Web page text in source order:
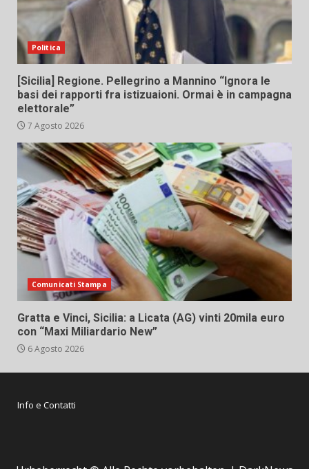
Politica
[Sicilia] Regione. Pellegrino a Mannino “Ignora le
basi dei rapporti fra istizuaioni. Ormai è in campagna
elettorale”
7 Agosto 2026
Comunicati Stampa
Gratta e Vinci, Sicilia: a Licata (AG) vinti 20mila euro
con “Maxi Miliardario New”
6 Agosto 2026
Info e Contatti